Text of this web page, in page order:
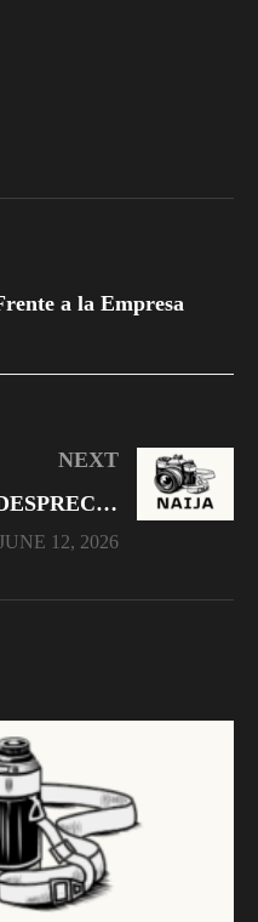
a la Empresa
NEXT
LA MUJER QUE TODOS DESPRECIARON – Parte 3
12, 2026